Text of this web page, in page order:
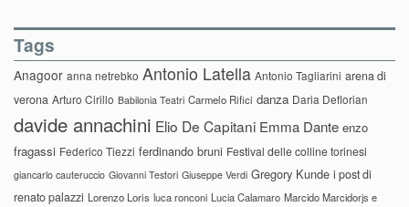
Tags
Anagoor anna netrebko Antonio Latella Antonio Tagliarini arena di
verona Arturo Cirillo Babilonia Teatri Carmelo Rifici danza Daria Deflorian
davide annachini Elio De Capitani Emma Dante enzo
fragassi Federico Tiezzi ferdinando bruni Festival delle colline torinesi
giancarlo cauteruccio Giovanni Testori Giuseppe Verdi Gregory Kunde i post di
renato palazzi Lorenzo Loris luca ronconi Lucia Calamaro Marcido Marcidorjs e